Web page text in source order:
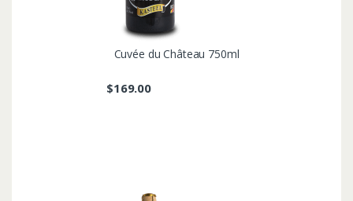
Cuvée du Château 750ml
$169.00